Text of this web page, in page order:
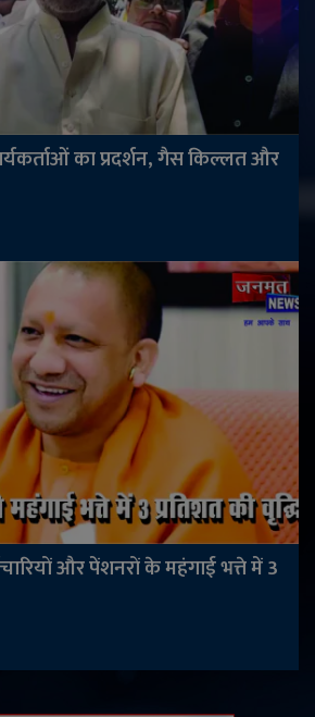
का प्रदर्शन, गैस किल्लत और
और पेंशनरों के महंगाई भत्ते में 3